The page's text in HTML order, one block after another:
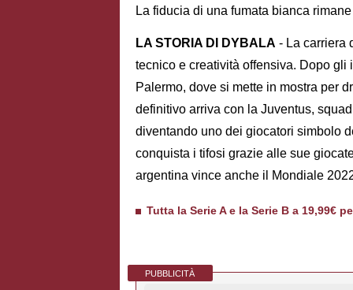
La fiducia di una fumata bianca
LA STORIA DI DYBALA - La carriera
tecnico e creatività offensiva. Dopo gli
Palermo, dove si mette in mostra per
definitivo arriva con la Juventus,
diventando uno dei giocatori simbolo
conquista i tifosi grazie alle sue
argentina vince anche il Mondiale
Tutta la Serie A e la Serie B a 19,99€
PUBBLICITÀ